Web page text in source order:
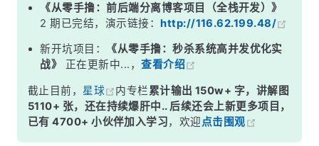
总结
《从零手撸：前后端分离博客项目（全栈开发）》
2 期已完结，演示链接：http://116.62.199.48/
新开坑项目：
《从零手撸：秒杀系统高并发优化实
战》
正在更新中...，查看介绍
截止目前， 星球 内专栏累计输出 150w+ 字，讲解图
5110+ 张，还在持续爆肝中.. 后续还会上新更多项目，
已有 4700+ 小伙伴加入学习，欢迎点击围观